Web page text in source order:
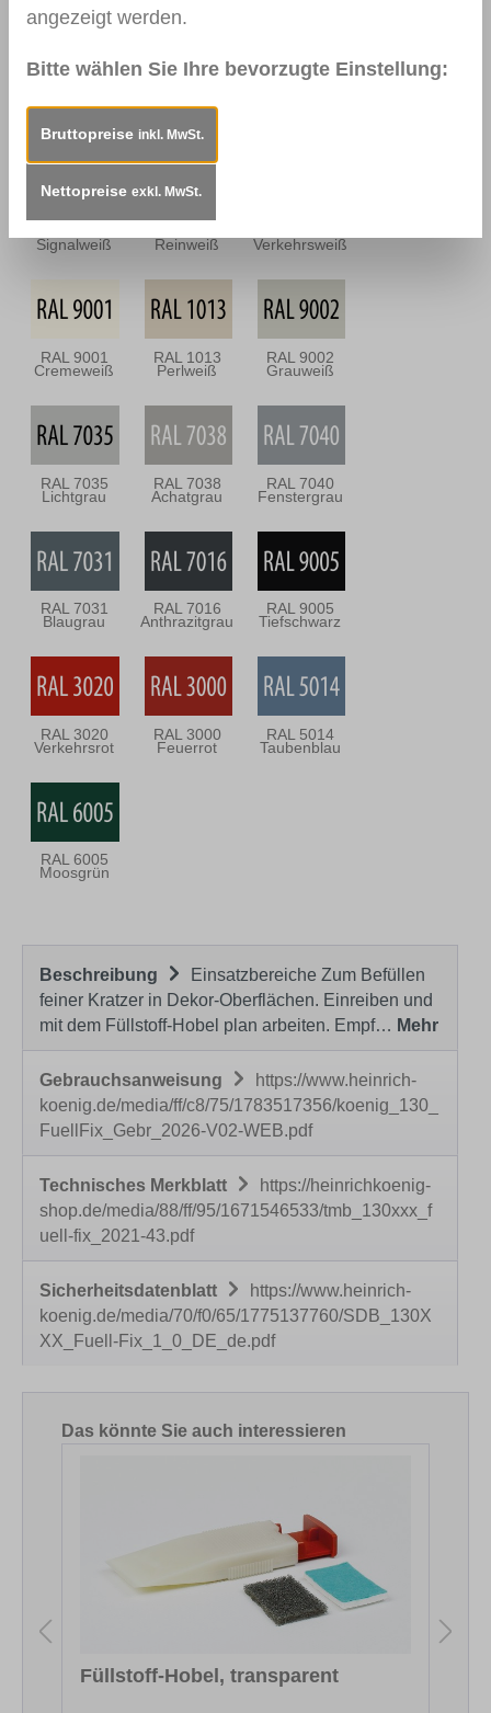
Dunkel
0112 0114
Dunkel
Signalweiß Reinweiß Verkehrsweiß
RAL 9001
Cremeweiß
RAL 1013
Perlweiß
RAL 9002
Grauweiß
RAL 7035
Lichtgrau
RAL 7038
Achatgrau
RAL 7040
Fenstergrau
RAL 7031
Blaugrau
RAL 7016
Anthrazitgrau
RAL 9005
Tiefschwarz
RAL 3020
Verkehrsrot
RAL 3000
Feuerrot
RAL 5014
Taubenblau
RAL 6005
Moosgrün
Beschreibung
Einsatzbereiche Zum Befüllen
feiner Kratzer in Dekor-Oberflächen. Einreiben und
mit dem Füllstoff-Hobel plan arbeiten. Empf… Mehr
Gebrauchsanweisung
https://www.heinrich-
koenig.de/media/ff/c8/75/1783517356/koenig_130_
FuellFix_Gebr_2026-V02-WEB.pdf
Technisches Merkblatt
https://heinrichkoenig-
shop.de/media/88/ff/95/1671546533/tmb_130xxx_f
uell-fix_2021-43.pdf
Sicherheitsdatenblatt
https://www.heinrich-
koenig.de/media/70/f0/65/1775137760/SDB_130X
XX_Fuell-Fix_1_0_DE_de.pdf
Produktgalerie überspringen
Das könnte Sie auch interessieren
Füllstoff-Hobel, transparent
angezeigt werden.
Bitte wählen Sie Ihre bevorzugte Einstellung:
Bruttopreise inkl. MwSt.
Nettopreise exkl. MwSt.